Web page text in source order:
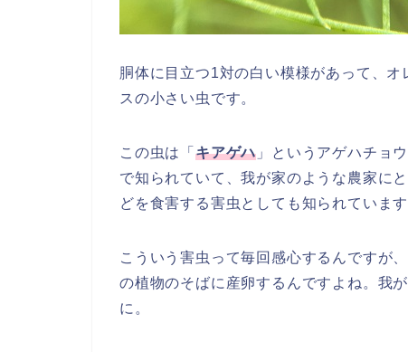
胴体に目立つ1対の白い模様があって、
スの小さい虫です。
この虫は「 キアゲハ 」というアゲハチョ
で知られていて、我が家のような農家に
どを食害する害虫としても知られています
こういう害虫って毎回感心するんですが
の植物のそばに産卵するんですよね。我
に。